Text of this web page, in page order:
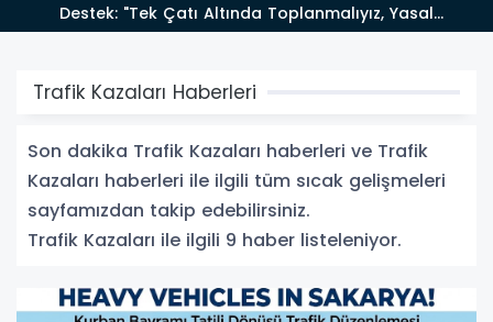
Destek: "Tek Çatı Altında Toplanmalıyız, Yasal
Düzenlemeye Hazırız"
Trafik Kazaları Haberleri
Son dakika Trafik Kazaları haberleri ve Trafik
Kazaları haberleri ile ilgili tüm sıcak gelişmeleri
sayfamızdan takip edebilirsiniz.
Trafik Kazaları ile ilgili 9 haber listeleniyor.